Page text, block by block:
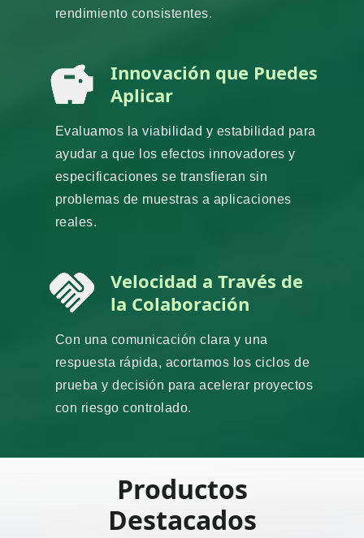
rendimiento consistentes.
Innovación que Puedes
Aplicar
Evaluamos la viabilidad y estabilidad para
ayudar a que los efectos innovadores y
especificaciones se transfieran sin
problemas de muestras a aplicaciones
reales.
Velocidad a Través de
la Colaboración
Con una comunicación clara y una
respuesta rápida, acortamos los ciclos de
prueba y decisión para acelerar proyectos
con riesgo controlado.
Productos
Destacados